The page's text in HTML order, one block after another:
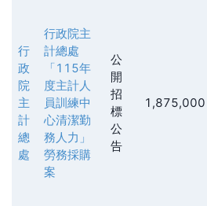
行
政
院
主
計
總
處
行政院主
計總處
「115年
度主計人
員訓練中
心清潔勤
務人力」
勞務採購
案
公
開
招
標
公
告
1,875,000